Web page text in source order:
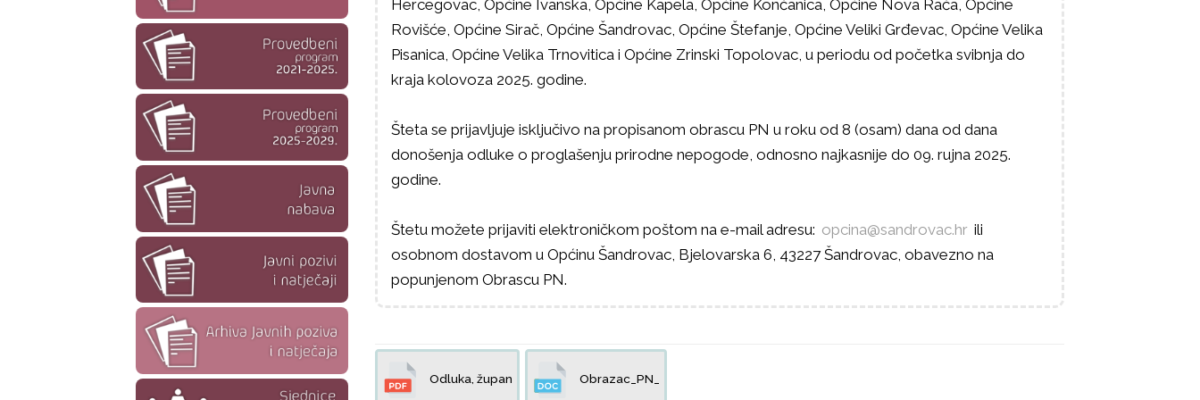
Hercegovac, Općine Ivanska, Općine Kapela, Općine Končanica, Općine Nova Rača, Općine
Rovišće, Općine Sirač, Općine Šandrovac, Općine Štefanje, Općine Veliki Grđevac, Općine Velika
Pisanica, Općine Velika Trnovitica i Općine Zrinski Topolovac, u periodu od početka svibnja do
kraja kolovoza 2025. godine.
Šteta se prijavljuje isključivo na propisanom obrascu PN u roku od 8 (osam) dana od dana
donošenja odluke o proglašenju prirodne nepogode, odnosno najkasnije do 09. rujna 2025.
godine.
Štetu možete prijaviti elektroničkom poštom na e-mail adresu: opcina@sandrovac.hr ili
osobnom dostavom u Općinu Šandrovac, Bjelovarska 6, 43227 Šandrovac, obavezno na
popunjenom Obrascu PN.
Odluka, župan Obrazac_PN_